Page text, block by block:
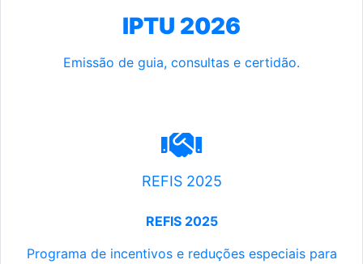
IPTU 2026
Emissão de guia, consultas e certidão.
REFIS 2025
REFIS 2025
Programa de incentivos e reduções especiais para